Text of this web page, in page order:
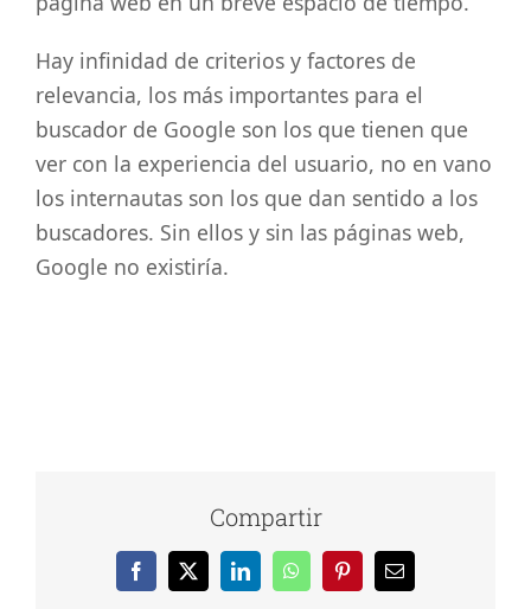
Hay infinidad de criterios y factores de
relevancia, los más importantes para el
buscador de Google son los que tienen que
ver con la experiencia del usuario, no en vano
los internautas son los que dan sentido a los
buscadores. Sin ellos y sin las páginas web,
Google no existiría.
Compartir
Facebook
X LinkedInWhatsAppPinterestCorreo
electrónico